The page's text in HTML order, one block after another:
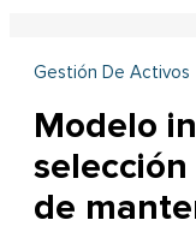
Gestión De Activos
Modelo
de